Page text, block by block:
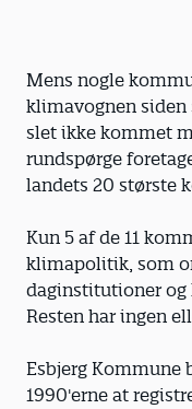
Mens nogle
klimavognen siden
slet ikke kommet
rundspørge
landets 20 største
Kun 5 af de 11
klimapolitik, som
daginstitutioner
Resten har ingen
Esbjerg Kommune
1990'erne at